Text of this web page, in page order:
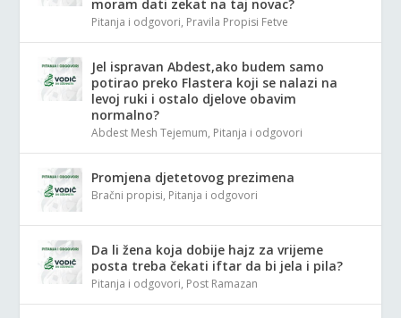
moram dati zekat na taj novac?
Pitanja i odgovori, Pravila Propisi Fetve
Jel ispravan Abdest,ako budem samo
potirao preko Flastera koji se nalazi na
levoj ruki i ostalo djelove obavim
normalno?
Abdest Mesh Tejemum, Pitanja i odgovori
Promjena djetetovog prezimena
Bračni propisi, Pitanja i odgovori
Da li žena koja dobije hajz za vrijeme
posta treba čekati iftar da bi jela i pila?
Pitanja i odgovori, Post Ramazan